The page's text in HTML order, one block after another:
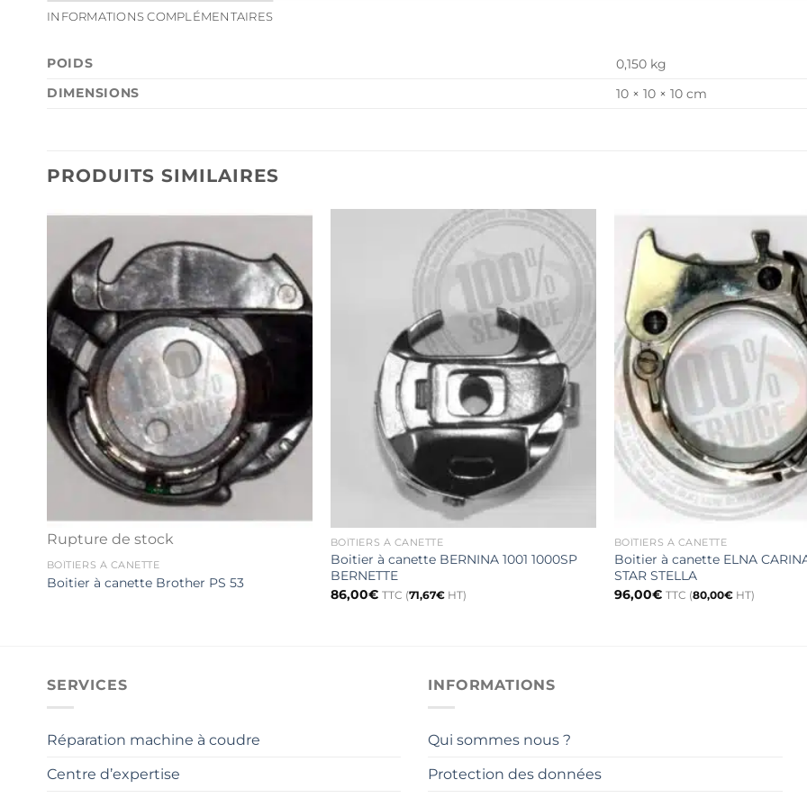
INFORMATIONS COMPLÉMENTAIRES
POIDS
0,150 kg
DIMENSIONS
10 × 10 × 10 cm
PRODUITS SIMILAIRES
Rupture de stock
BOÎTIERS À CANETTE
Boitier à canette Brother PS 53
BOÎTIERS À CANETTE
Boitier à canette BERNINA 1001 1000SP
BERNETTE
86,00€ TTC (71,67€HT)
BOÎTIERS À CANETTE
Boitier à canette ELNA
STAR STELLA
96,00€ TTC (80,00€HT)
SERVICES
Réparation machine à coudre
Centre d’expertise
INFORMATIONS
Qui sommes nous ?
Protection des données